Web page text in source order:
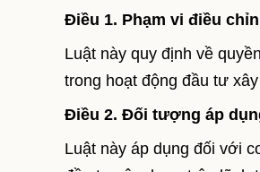
Điều 1. Phạm vi điều
Luật này quy định về
trong hoạt động đầu tư
Điều 2. Đối tượng áp
Luật này áp dụng đối với